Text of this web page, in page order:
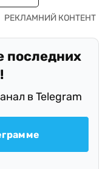
последних
в Telegram